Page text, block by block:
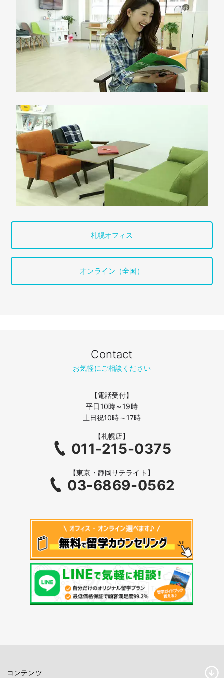
札幌オフィス
オンライン（全国）
Contact
お気軽にご相談ください
【電話受付】
平日10時～19時
土日祝10時～17時
【札幌店】
011-215-0375
【東京・静岡サテライト】
03-6869-0562
コンテンツ